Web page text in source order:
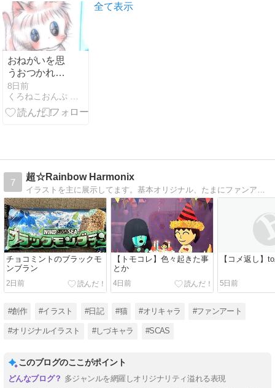
おねがいを思
うおつかれさ
まにゃんコー
ル
8日前
全て表示
7
超☆Rainbow Harmonix
チョコミントのブラックモ
ンブラン
2日前
【トモコレ】色々起きた事
とか
4日前
【コメ返し】
5日前
#創作 #イラスト #日記 #猫 #オリキャラ #ファンアート
#オリジナルイラスト #しづキャラ #SCAS
このブログのここがポイント
多ジャンルを網羅しオリジナリティ溢れる表現